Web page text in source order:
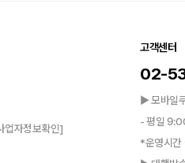
업자정보확인]
고객센터
02-
▶ 모바일
- 평일
*운영시간